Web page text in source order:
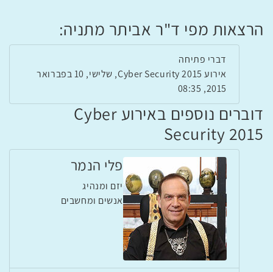
הרצאות מפי ד"ר אביתר מתניה:
דברי פתיחה
אירוע Cyber Security 2015, שלישי, 10 בפברואר
2015, 08:35
דוברים נוספים באירוע Cyber
Security 2015
פלי הנמר
יזם ומנהיג
אנשים ומחשבים